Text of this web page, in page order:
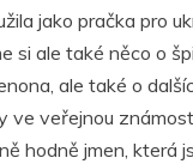
jako pračka pro
si ale také něco o
ale také o
ve veřejnou
hodně jmen, která